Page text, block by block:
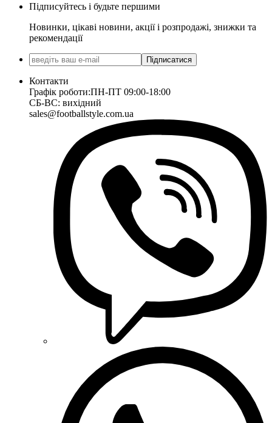
Підписуйтесь і будьте першими
Новинки, цікаві новини, акції і розпродажі, знижки та
рекомендації
Підписатися
Контакти
Графік роботи:ПН-ПТ 09:00-18:00
СБ-ВС: вихідний
sales@footballstyle.com.ua